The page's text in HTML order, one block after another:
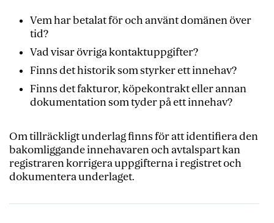
Vem har betalat för och använt domänen över
tid?
Vad visar övriga kontaktuppgifter?
Finns det historik som styrker ett innehav?
Finns det fakturor, köpekontrakt eller annan
dokumentation som tyder på ett innehav?
Om tillräckligt underlag finns för att identifiera den
bakomliggande innehavaren och avtalspart kan
registraren korrigera uppgifterna i registret och
dokumentera underlaget.